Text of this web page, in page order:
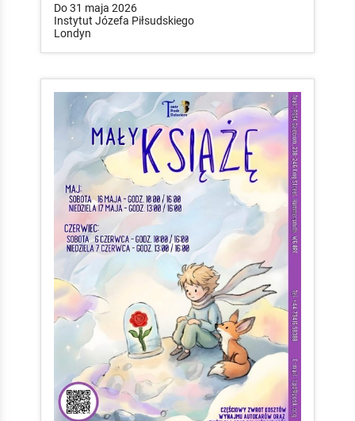
Do 31 maja 2026
Instytut Józefa Piłsudskiego
Londyn